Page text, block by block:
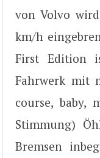
von Volvo
km/h
First Edition
Fahrwerk mit
course, baby,
Stimmung)
Bremsen